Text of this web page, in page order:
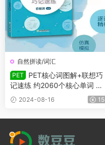
自然拼读/词汇
PET
PET核心词图解+联想巧
记速练 约2060个核心单词 有
在线音频
2024-08-16 15